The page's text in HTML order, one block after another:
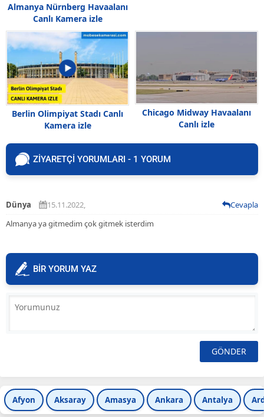
Almanya Nürnberg Havaalanı
Canlı Kamera izle
Berlin Olimpiyat Stadı Canlı
Kamera izle
Chicago Midway Havaalanı
Canlı izle
ZİYARETÇİ YORUMLARI - 1 YORUM
Dünya
15.11.2022,
Almanya ya gitmedim çok gitmek isterdim
Cevapla
BİR YORUM YAZ
Afyon Aksaray Amasya Ankara Antalya